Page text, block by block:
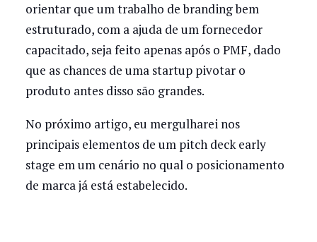
orientar que um trabalho de branding bem
estruturado, com a ajuda de um fornecedor
capacitado, seja feito apenas após o PMF, dado
que as chances de uma startup pivotar o
produto antes disso são grandes.
No próximo artigo, eu mergulharei nos
principais elementos de um pitch deck early
stage em um cenário no qual o posicionamento
de marca já está estabelecido.